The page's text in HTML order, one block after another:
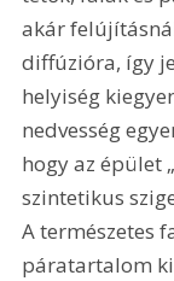
akár
diffúzióra, így
helyiség
nedvesség
hogy az épület
szintetikus
A természetes
páratartalom